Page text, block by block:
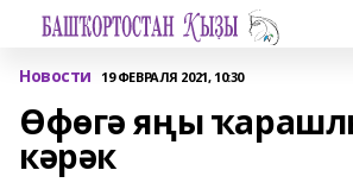
Новости 19 ФЕВРАЛЯ 2021, 10:30
Өфөгә яңы
кәрәк